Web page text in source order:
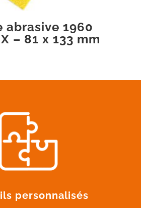
abrasive 1960
– 81 x 133 mm
personnalisés